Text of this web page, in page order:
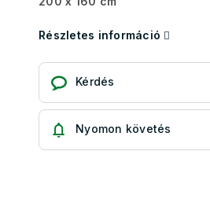
Részletes információ
Kérdés
Nyomon követés